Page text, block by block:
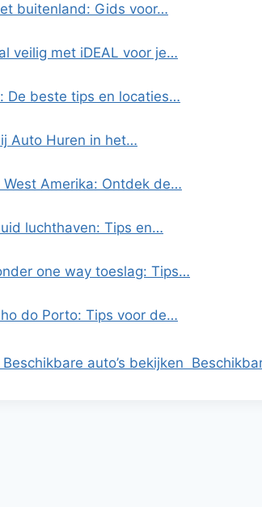
buitenland: Gids voor…
veilig met iDEAL voor je…
De beste tips en locaties…
Auto Huren in het…
Amerika: Ontdek de…
luchthaven: Tips en…
one way toeslag: Tips…
do Porto: Tips voor de…
Beschikbare auto’s bekijken